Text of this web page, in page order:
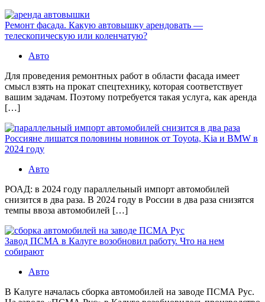
Ремонт фасада. Какую автовышку арендовать —
телескопическую или коленчатую?
Авто
Для проведения ремонтных работ в области фасада имеет
смысл взять на прокат спецтехнику, которая соответствует
вашим задачам. Поэтому потребуется такая услуга, как аренда
[…]
Россияне лишатся половины новинок от Toyota, Kia и BMW в
2024 году
Авто
РОАД: в 2024 году параллельный импорт автомобилей
снизится в два раза. В 2024 году в России в два раза снизятся
темпы ввоза автомобилей […]
Завод ПСМА в Калуге возобновил работу. Что на нем
собирают
Авто
В Калуге началась сборка автомобилей на заводе ПСМА Рус.